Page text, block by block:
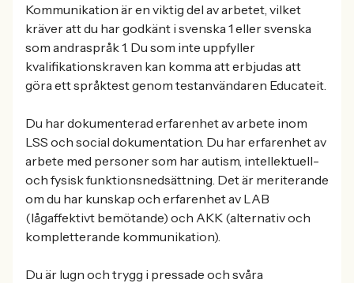
Kommunikation är en viktig del av arbetet, vilket
kräver att du har godkänt i svenska 1 eller svenska
som andraspråk 1. Du som inte uppfyller
kvalifikationskraven kan komma att erbjudas att
göra ett språktest genom testanvändaren Educateit.
Du har dokumenterad erfarenhet av arbete inom
LSS och social dokumentation. Du har erfarenhet av
arbete med personer som har autism, intellektuell-
och fysisk funktionsnedsättning. Det är meriterande
om du har kunskap och erfarenhet av LAB
(lågaffektivt bemötande) och AKK (alternativ och
kompletterande kommunikation).
Du är lugn och trygg i pressade och svåra